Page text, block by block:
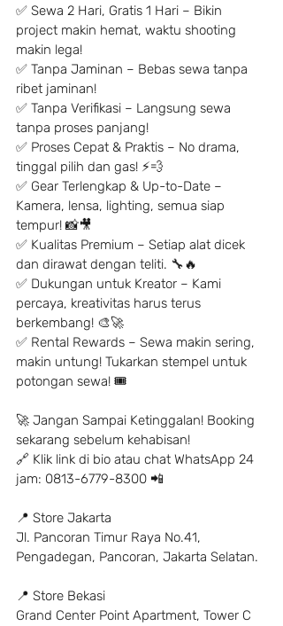
✅ Sewa 2 Hari, Gratis 1 Hari – Bikin
project makin hemat, waktu shooting
makin lega!
✅ Tanpa Jaminan – Bebas sewa tanpa
ribet jaminan!
✅ Tanpa Verifikasi – Langsung sewa
tanpa proses panjang!
✅ Proses Cepat & Praktis – No drama,
tinggal pilih dan gas! ⚡️💨
✅ Gear Terlengkap & Up-to-Date –
Kamera, lensa, lighting, semua siap
tempur! 📸🎥
✅ Kualitas Premium – Setiap alat dicek
dan dirawat dengan teliti. 🔧🔥
✅ Dukungan untuk Kreator – Kami
percaya, kreativitas harus terus
berkembang! 🎨🚀
✅ Rental Rewards – Sewa makin sering,
makin untung! Tukarkan stempel untuk
potongan sewa! 🎟
🚀 Jangan Sampai Ketinggalan! Booking
sekarang sebelum kehabisan!
🔗 Klik link di bio atau chat WhatsApp 24
jam: 0813-6779-8300 📲
📍 Store Jakarta
Jl. Pancoran Timur Raya No.41,
Pengadegan, Pancoran, Jakarta Selatan.
📍 Store Bekasi
Grand Center Point Apartment, Tower C